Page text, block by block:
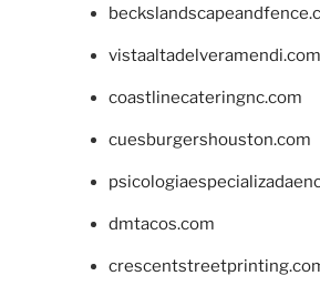
vistaaltadelveramendi.com
coastlinecateringnc.com
cuesburgershouston.com
dmtacos.com